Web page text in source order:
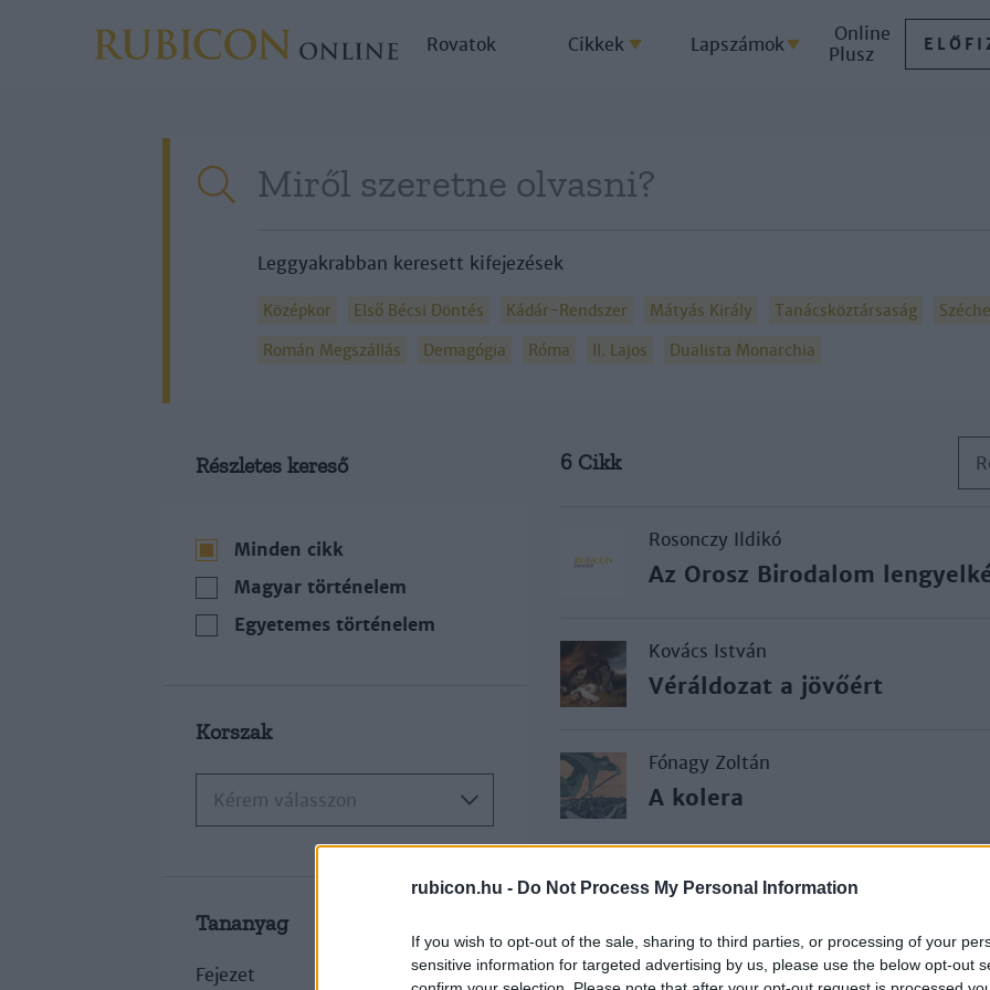
rubicon.hu - Do Not Process My Personal Information
If you wish to opt-out of the sale, sharing to third parties, or processing of your
sensitive information for targeted advertising by us, please use the below opt-out
Rovatok Cikkek Lapszámok
Online
Plusz
Leggyakrabban keresett kifejezések
Középkor Első Bécsi Döntés Kádár-Rendszer Mátyás Király Tanácsköztársaság
Román Megszállás
Demagógia Róma II. Lajos Dualista Monarchia
Részletes kereső
Minden cikk
Magyar történelem
Egyetemes történelem
Korszak
Kérem válasszon
Tananyag
Fejezet
6 Cikk
Rosonczy Ildikó
Az Orosz Birodalom
Kovács István
Véráldozat a jövőért
Fónagy Zoltán
A kolera